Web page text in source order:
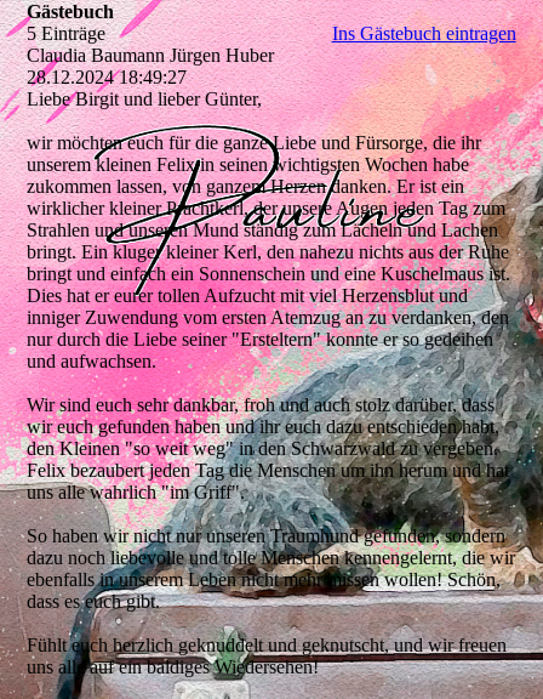
Gästebuch
5 Einträge
Ins Gästebuch eintragen
Claudia Baumann Jürgen Huber
28.12.2024 18:49:27
Liebe Birgit und lieber Günter,
wir möchten euch für die ganze Liebe und Fürsorge, die ihr
unserem kleinen Felix in seinen wichtigsten Wochen habe
zukommen lassen, von ganzem Herzen danken. Er ist ein
wirklicher kleiner Prachtkerl, der unsere Augen jeden Tag zum
Strahlen und unseren Mund ständig zum Lächeln und Lachen
bringt. Ein kluger kleiner Kerl, den nahezu nichts aus der Ruhe
bringt und einfach ein Sonnenschein und eine Kuschelmaus ist.
Dies hat er eurer tollen Aufzucht mit viel Herzensblut und
inniger Zuwendung vom ersten Atemzug an zu verdanken, den
nur durch die Liebe seiner "Ersteltern" konnte er so gedeihen
und aufwachsen.
Wir sind euch sehr dankbar, froh und auch stolz darüber, dass
wir euch gefunden haben und ihr euch dazu entschieden habt,
den Kleinen "so weit weg" in den Schwarzwald zu vergeben.
Felix bezaubert jeden Tag die Menschen um ihn herum und hat
uns alle wahrlich "im Griff".
So haben wir nicht nur unseren Traumhund gefunden, sondern
dazu noch liebevolle und tolle Menschen kennengelernt, die wir
ebenfalls in unserem Leben nicht mehr missen wollen! Schön,
dass es euch gibt.
Fühlt euch herzlich geknuddelt und geknutscht, und wir freuen
uns alle auf ein baldiges Wiedersehen!